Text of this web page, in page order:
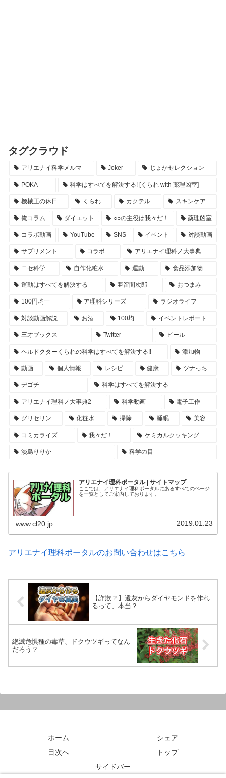
タグクラウド
アリエナイ科学メルマ Joker じょかセレクション
POKA 科学はすべてを解決する! [くられ with 薬理凶室]
機械王の休日 くられ カクテル スキンケア
俺コラム ダイエット ○○の主役は我々だ！ 薬理凶室
コラボ動画 YouTube SNS イベント 対談動画
サプリメント コラボ アリエナイ理科ノ大事典
ニセ科学 自作化粧水 運動 食品添加物
運動はすべてを解決する 亜留間次郎 おつまみ
100円均一 ア理科シリーズ ラジオライフ
対談動画解説 お酒 100均 イベントレポート
三才ブックス Twitter ビール
ヘルドクターくられの科学はすべてを解決する!! 添加物
動画 個人情報 レシピ 健康 ツナっち
デゴチ 科学はすべてを解決する
アリエナイ理科ノ大事典2 科学動画 電子工作
グリセリン 化粧水 掃除 睡眠 美容
コミカライズ 我々だ！ ケミカルクッキング
淡島りりか 科学の目
アリエナイ理科ポータル | サイトマップ
ここでは、アリエナイ理科ポータルにあるすべてのページ
を一覧としてご案内しております。
www.cl20.jp 2019.01.23
アリエナイ理科ポータルのお問い合わせはこちら
【詐欺？】遺灰からダイヤモンドを作れ
るって、本当？
絶滅危惧種の毒草、ドクウツギってなん
だろう？
ホーム
シェア
目次へ
トップ
サイドバー